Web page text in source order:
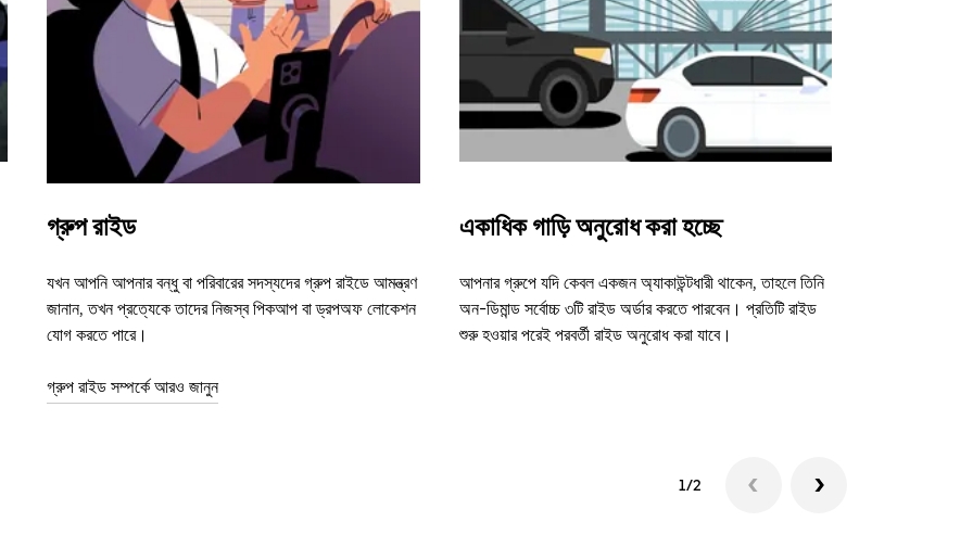
গ্রুপ রাইড
যখন আপনি আপনার বন্ধু বা পরিবারের সদস্যদের গ্রুপ রাইডে আমন্ত্রণ
জানান, তখন প্রত্যেকে তাদের নিজস্ব পিকআপ বা ড্রপঅফ লোকেশন
যোগ করতে পারে।
গ্রুপ রাইড সম্পর্কে আরও জানুন
একাধিক গাড়ি অনুরোধ করা হচ্ছে
আপনার গ্রুপে যদি কেবল একজন অ্যাকাউন্টধারী থাকেন, তাহলে তিনি
অন-ডিমান্ড সর্বোচ্চ ৩টি রাইড অর্ডার করতে পারবেন। প্রতিটি রাইড
শুরু হওয়ার পরেই পরবর্তী রাইড অনুরোধ করা যাবে।
1/2